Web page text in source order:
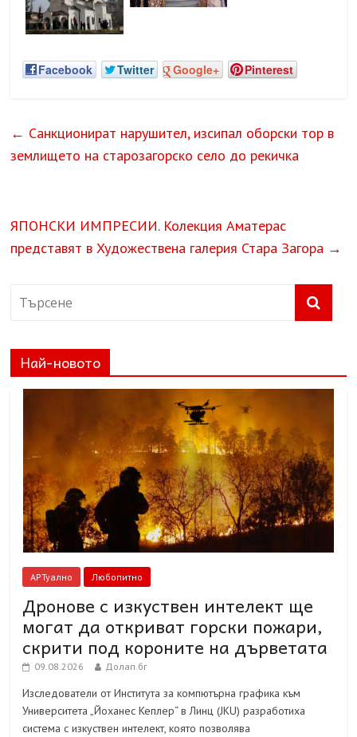
Facebook Twitter Google+ Pinterest
← Санкционират нарушител, изсипал оборски тор в
землището на старозагорско село до рекичка
ЯПОНСКИ ИМПРЕСИИ. Колекция Аматерас
представят в Художествена галерия Стара Загора →
Най-новото
АРТуално Любопитно
Дронове с изкуствен интелект ще
могат да откриват горски пожари,
скрити под короните на дърветата
09.08.2026 Долап.бг
Изследователи от Института за компютърна графика към
Университета „Йоханес Кеплер“ в Линц (JKU) разработиха
система с изкуствен интелект, която позволява